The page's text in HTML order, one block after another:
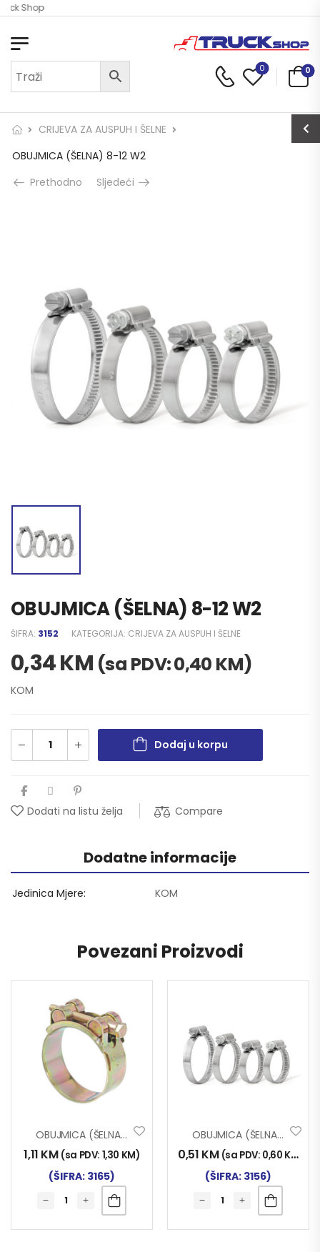
Shop
0 0
CRIJEVA ZA AUSPUH I ŠELNE
OBUJMICA (ŠELNA) 8-12 W2
Prethodno
Sljedeći
OBUJMICA (ŠELNA) 8-12 W2
ŠIFRA: 3152 KATEGORIJA: CRIJEVA ZA AUSPUH I ŠELNE
0,34KM (sa PDV:0,40 KM)
KOM
Dodaj u korpu
Dodati na listu želja Compare
Dodatne informacije
Jedinica Mjere KOM
Povezani Proizvodi
OBUJMICA (ŠELNA) MRS 26-28
1,11 KM (sa PDV: 1,30 KM)
(ŠIFRA: 3165)
OBUJMICA (ŠELNA) 40-60 W1
0,51 KM (sa PDV: 0,60 KM
(ŠIFRA: 3156)